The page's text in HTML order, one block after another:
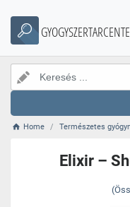
Home Természetes
Elixir –